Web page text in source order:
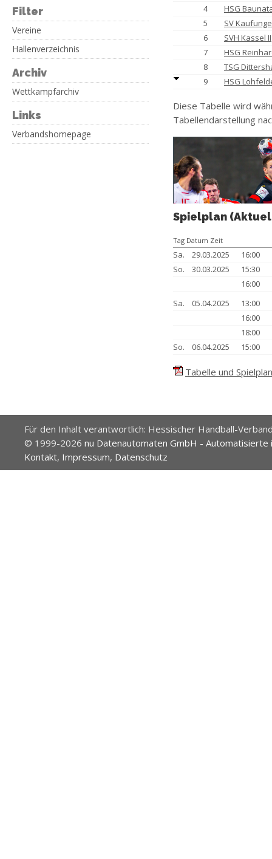
Filter
Vereine
Hallenverzeichnis
Archiv
Wettkampfarchiv
Links
Verbandshomepage
4
HSG
5
SV
6
SVH Kassel II
7
HSG
8
TSG
9
HSG
Diese Tabelle wird
Tabellendarstellung
Spielplan
Tag Datum Zeit
Sa. 29.03.2025
16:00
So.
30.03.2025
15:30
16:00
Sa.
05.04.2025
13:00
16:00
18:00
So.
06.04.2025 15:00
Tabelle und
Für den Inhalt verantwortlich: Hessischer Handball-
© 1999-2026 nu Datenautomaten GmbH -
Kontakt, Impressum, Datenschutz